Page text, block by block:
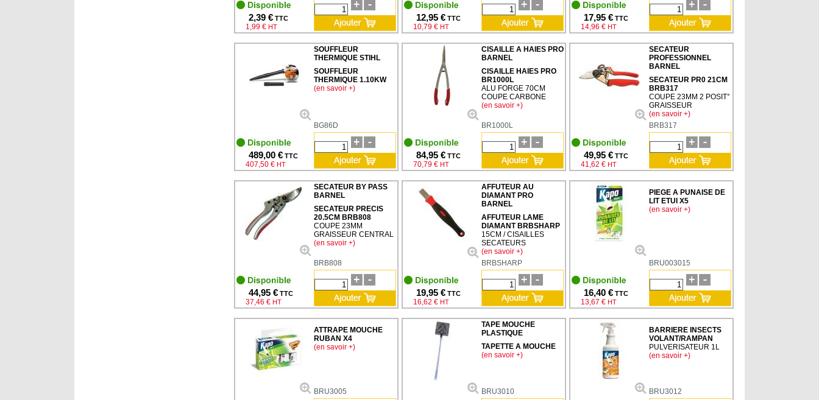
2,39 € TTC
1,99 € HT
12,95 € TTC
10,79 € HT
17,95 € TTC
14,96 € HT
489,00 € TTC
407,50 € HT
SOUFFLEUR
THERMIQUE STIHL
SOUFFLEUR
THERMIQUE 1.10KW
(en savoir +)
BG86D
84,95 € TTC
70,79 € HT
CISAILLE A HAIES PRO
BARNEL
CISAILLE HAIES PRO
BR1000L
ALU FORGE 70CM
COUPE CARBONE
(en savoir +)
BR1000L
49,95 € TTC
41,62 € HT
SECATEUR
PROFESSIONNEL
BARNEL
SECATEUR PR0 21CM
BRB317
COUPE 23MM 2 POSIT°
GRAISSEUR
(en savoir +)
BRB317
44,95 € TTC
37,46 € HT
SECATEUR BY PASS
BARNEL
SECATEUR PRECIS
20.5CM BRB808
COUPE 23MM
GRAISSEUR CENTRAL
(en savoir +)
BRB808
19,95 € TTC
16,62 € HT
AFFUTEUR AU
DIAMANT PRO
BARNEL
AFFUTEUR LAME
DIAMANT BRBSHARP
15CM / CISAILLES
SECATEURS
(en savoir +)
BRBSHARP
16,40 € TTC
13,67 € HT
PIEGE A PUNAISE DE
LIT ETUI X5
(en savoir +)
BRU003015
ATTRAPE MOUCHE
RUBAN X4
(en savoir +)
BRU3005
TAPE MOUCHE
PLASTIQUE
TAPETTE A MOUCHE
(en savoir +)
BRU3010
BARRIERE INSECTS
VOLANT/RAMPAN
PULVERISATEUR 1L
(en savoir +)
BRU3012